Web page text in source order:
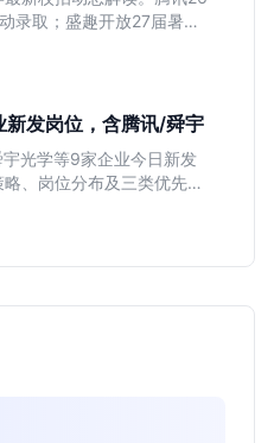
录取；盛趣开放27届暑期
。本文分析三家企业时间
发岗位，含腾讯/舜宇
光学等9家企业今日新发
、岗位分布及三类优先人